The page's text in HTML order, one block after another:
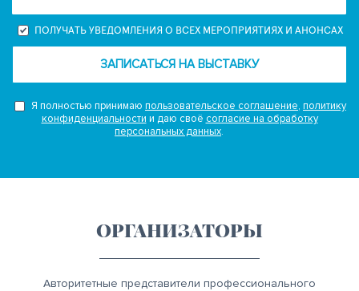
ПОЛУЧАТЬ УВЕДОМЛЕНИЯ О ВСЕХ МЕРОПРИЯТИЯХ И АНОНСАХ
ЗАПИСАТЬСЯ НА ВЫСТАВКУ
Я полностью принимаю пользовательское соглашение, политику
конфиденциальности и даю своё согласие на обработку
персональных данных.
ОРГАНИЗАТОРЫ
Авторитетные представители профессионального